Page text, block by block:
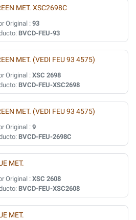
MET. XSC2698C
Original :93
BVCD-FEU-93
MET. (VEDI FEU 93 4575)
Original :XSC 2698
BVCD-FEU-XSC2698
MET. (VEDI FEU 93 4575)
Original :9
BVCD-FEU-2698C
MET.
Original :XSC 2608
BVCD-FEU-XSC2608
MET.